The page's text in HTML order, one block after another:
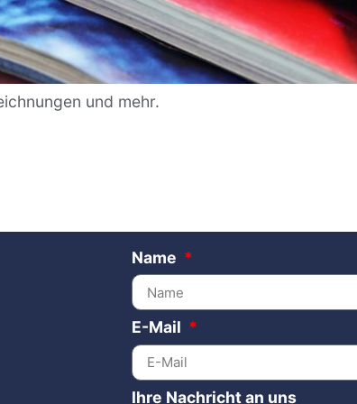
und mehr.
Name
E-Mail
Ihre Nachricht an uns